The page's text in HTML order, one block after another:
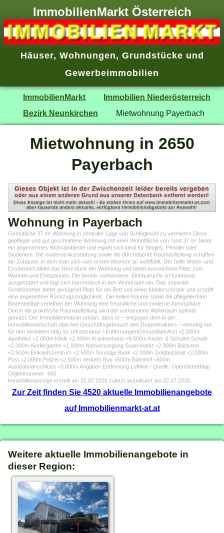
ImmobilienMarkt Österreich
Häuser, Wohnungen, Grundstücke und
Gewerbeimmobilien
ImmobilienMarkt
Immobilien Niederösterreich
Bezirk Neunkirchen
Mietwohnung Payerbach
Mietwohnung in 2650
Payerbach
Wohnung in Payerbach
Gemütliche 37 m² Wohnung in zentraler Lage von Schlöglmühl zu vermieten Diese
gepflegte und gut geschnittene Wohnung mit einer Wohnfläche von rund 37 m² bietet
ein angenehmes Wohnambiente und eignet sich ideal für Singles, Pendler oder
Studenten. Die moderne Ausstattung sowie die durchdachte Raumaufteilung schaffen
ein Zuhause, in dem man sich vom ersten Moment an wohlfühlt. Der helle Wohn- und
Essbereich bildet das Herzstück der Wohnung und bietet ausreichend Platz zum
Wohnen und Entspannen. Die bereits vorhandene Einbauküche ist funktional
ausgestattet und fügt sich harmonisch in den Wohnraum ein. Das separate
Schlafzimmer bietet genügend Platz für ein Bett und einen Kleiderschrank und schafft
eine angenehme Rückzugsmöglichkeit. Die hellen Räume sowie die pflegeleichten
Bodenbeläge verleihen der Wohnung eine freundliche und moderne Atmosphäre.
Durch die praktische Raumaufteilung wird der vorhandene Wohnraum optimal
genutzt. Der Immobilienmakler erklärt, dass er – entgegen dem in der
Immobilienwirtschaft üblichen Geschäftsgebrauch des Doppelmaklers – einseitig nur
für den Vermieter tätig ist. Infrastruktur / EntfernungenGesundheit Arzt <2.500m
Apotheke <2.000m Klinik <2.000m Krankenhaus <9.500m Kinder & Schulen Schule
<2.000m Kindergarten <1.000m Nahversorgung Supermarkt <2.000m Bäckerei
<2.500m Einkaufszentrum <2.500m Sonstige Bank <2.000m Geldautomat <2.000m
Post <2.000m Polizei <2.500m Verkehr Bus <500m Bahnhof <500m
Autobahnanschluss <3.000m Angaben Entfernung Luftlinie / Quelle: OpenStreetMap
Objektnummer: 443
Immobilienanzeige erstellt am 02.07.2026 zuletzt aktualisiert am 22.07.2026.
Zur Zeit finden Sie 4520 aktuelle Immobilienangebote
auf Immobilienmarkt-at.at
Weitere aktuelle Immobilienangebote in
dieser Region: